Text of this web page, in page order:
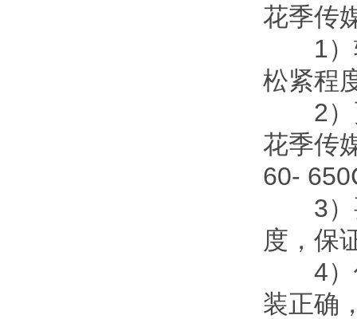
花季传
1）轴
松紧程度
2）更
花季传
60-
3）要
度，
4）保
装正确